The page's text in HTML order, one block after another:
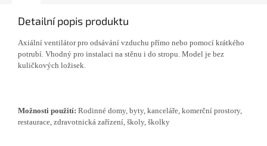
Detailní popis produktu
Axiální ventilátor pro odsávání vzduchu přímo nebo pomocí krátkého
potrubí. Vhodný pro instalaci na stěnu i do stropu. Model je bez
kuličkových ložisek.
Možnosti použití: Rodinné domy, byty, kanceláře, komerční prostory,
restaurace, zdravotnická zařízení, školy, školky